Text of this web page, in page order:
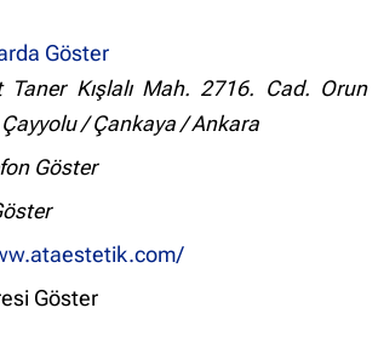
Göster
Kışlalı Mah. 2716. Cad. Orun
/ Çankaya / Ankara
Göster
Göster